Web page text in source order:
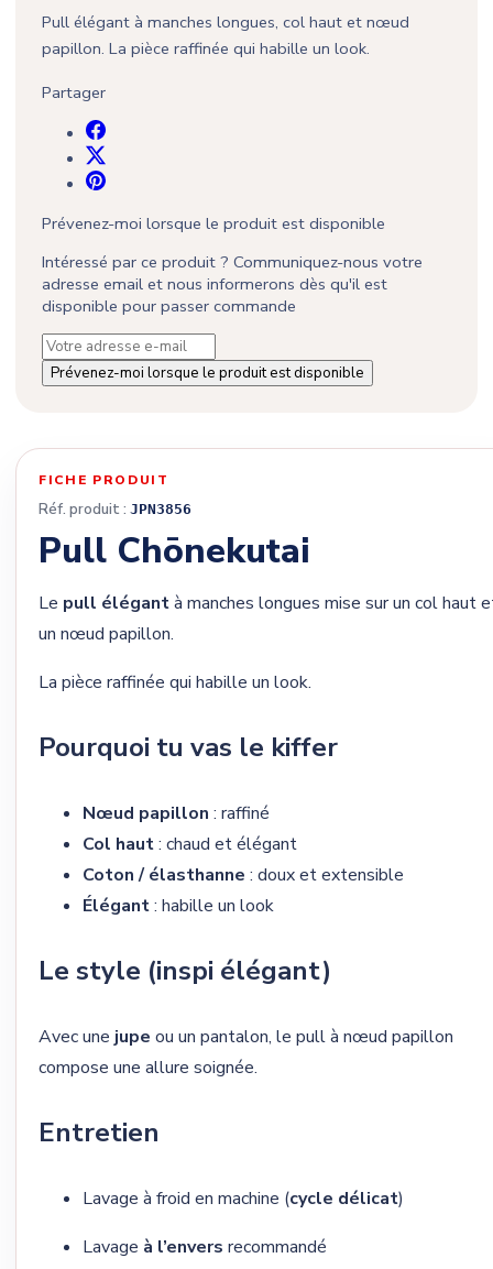
Pull élégant à manches longues, col haut et nœud
papillon. La pièce raffinée qui habille un look.
Partager
Prévenez-moi lorsque le produit est disponible
Intéressé par ce produit ? Communiquez-nous votre
adresse email et nous informerons dès qu'il est
disponible pour passer commande
Prévenez-moi lorsque le produit est disponible
FICHE PRODUIT
Réf. produit : JPN3856
Pull Chōnekutai
Le pull élégantà manches longues mise sur un col haut
un nœud papillon.
La pièce raffinée qui habille un look.
Pourquoi tu vas le kiffer
Nœud papillon : raffiné
Col haut: chaud et élégant
Coton / élasthanne : doux et extensible
Élégant: habille un look
Le style (inspi élégant)
Avec une jupe ou un pantalon, le pull à nœud papillon
compose une allure soignée.
Entretien
Lavage à froid en machine (cycle délicat)
Lavage à l’envers recommandé